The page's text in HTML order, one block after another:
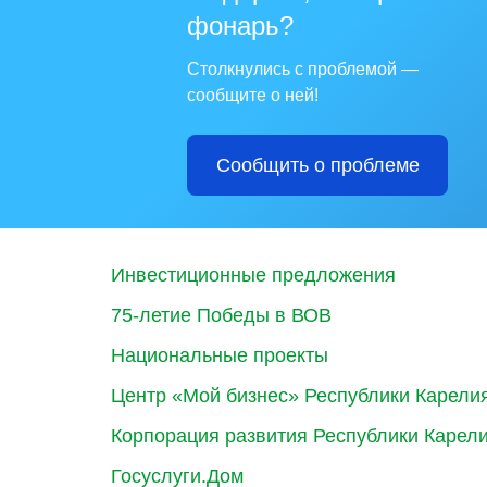
фонарь?
Столкнулись с проблемой —
сообщите о ней!
Сообщить о проблеме
Инвестиционные предложения
75-летие Победы в ВОВ
Национальные проекты
Центр «Мой бизнес» Республики
Корпорация развития Республики
Госуслуги.Дом